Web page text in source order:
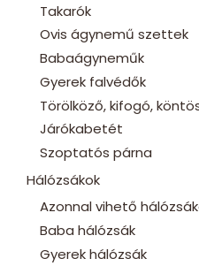
Takarók
Ovis ágynemű szettek
Babaágyneműk
Gyerek falvédők
Törölköző, kifogó,
Járókabetét
Szoptatós párna
Hálózsákok
Azonnal vihető
Baba hálózsák
Gyerek hálózsák